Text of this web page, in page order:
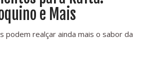
e Mais
podem realçar ainda mais o sabor da